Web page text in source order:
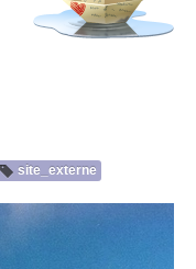
site_externe